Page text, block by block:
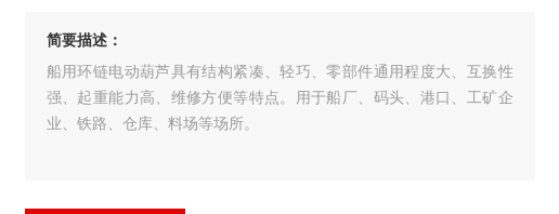
简要描述：
船用环链电动葫芦具有结构紧凑、轻巧、零部件通用程度大、互换性
强、起重能力高、维修方便等特点。用于船厂、码头、港口、工矿企
业、铁路、仓库、料场等场所。